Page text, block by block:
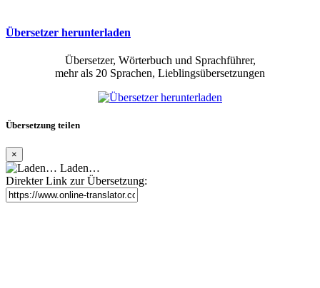
Übersetzer herunterladen
Übersetzer, Wörterbuch und Sprachführer,
mehr als 20 Sprachen, Lieblingsübersetzungen
Übersetzung teilen
×
Laden…
Direkter Link zur Übersetzung: